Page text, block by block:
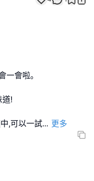
一會啦｡
道!
,可以一試... 更多